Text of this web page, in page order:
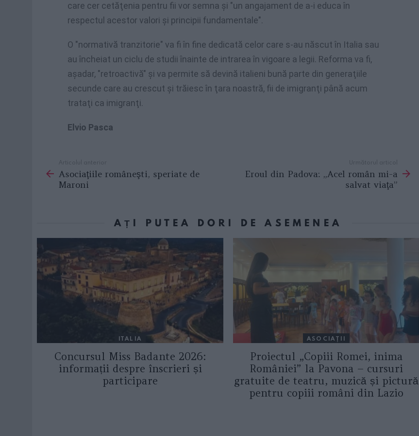
care cer cetăţenia pentru fii vor semna şi "un angajament de a-i educa în
respectul acestor valori şi principii fundamentale".
O "normativă tranzitorie" va fi în fine dedicată celor care s-au născut în Italia sau
au încheiat un ciclu de studii înainte de intrarea în vigoare a legii. Reforma va fi,
aşadar, "retroactivă" şi va permite să devină italieni bună parte din generaţiile
secunde care au crescut şi trăiesc în ţara noastră, fii de imigranţi până acum
trataţi ca imigranţi.
Elvio Pasca
more
Articolul anterior
Asociaţiile româneşti, speriate de
Maroni
Următorul articol
Eroul din Padova: „Acel român mi-a
salvat viaţa”
AȚI PUTEA DORI DE ASEMENEA
ITALIA
Concursul Miss Badante 2026:
informații despre înscrieri și
participare
ASOCIAŢII
Proiectul „Copiii Romei, inima
României” la Pavona – cursuri
gratuite de teatru, muzică și pictură
pentru copiii români din Lazio